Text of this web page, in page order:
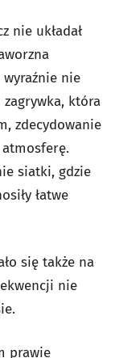
nie układał
nie
która
zdecydowanie
siatki, gdzie
łatwe
się także na
nie
prawie